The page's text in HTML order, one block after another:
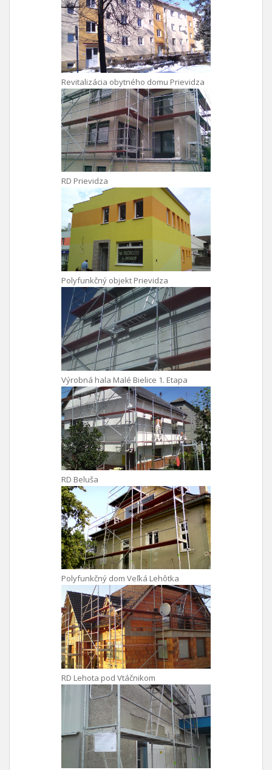
Revitalizácia obytného domu Prievidza
RD Prievidza
Polyfunkčný objekt Prievidza
Výrobná hala Malé Bielice 1. Etapa
RD Beluša
Polyfunkčný dom Veľká Lehôtka
RD Lehota pod Vtáčnikom